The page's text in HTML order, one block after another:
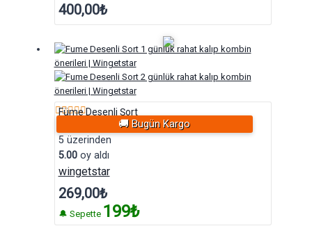
400,00₺
🚚 Bugün Kargo
Füme Desenli Şort
5 üzerinden
5.00oy aldı
wingetstar
269,00₺
🔔 Sepette 199₺